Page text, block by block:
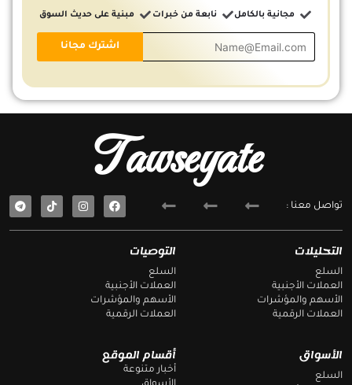
مجانية بالكامل نابعة من خبرات مبنية على حديث السوق
أقسام الموقع
أخبار متنوعة
الأسواق
السلع
التوصيات
السلع
العملات الأجنبية
الأسهم والمؤشرات
العملات الرقمية
التحليلات
السلع
العملات الأجنبية
الأسهم والمؤشرات
العملات الرقمية
Tawseyate
تواصل معنا :
F
a
e
T
e
e